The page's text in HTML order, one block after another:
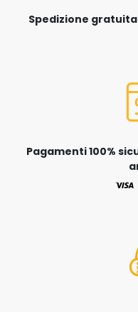
Spedizione
Pagamenti 100%